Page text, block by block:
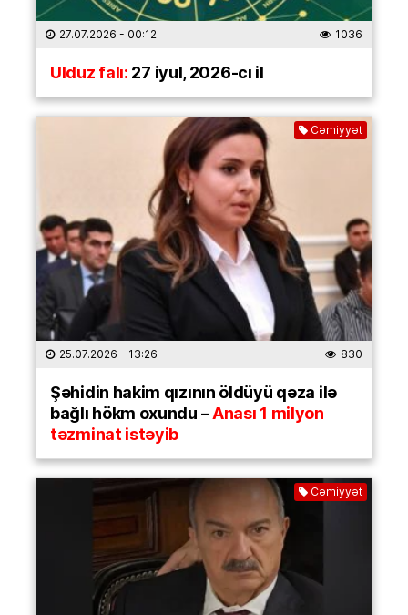
27.07.2026 - 00:12 1036
Ulduz falı:27 iyul, 2026-cı il
Cəmiyyət
25.07.2026 - 13:26 830
Şəhidin hakim qızının öldüyü qəza ilə
bağlı hökm oxundu –Anası 1 milyon
təzminat istəyib
Cəmiyyət